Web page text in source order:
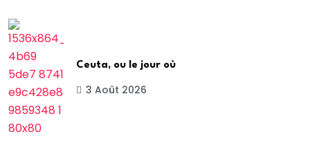
Ceuta, ou le jour où
3 Août 2026